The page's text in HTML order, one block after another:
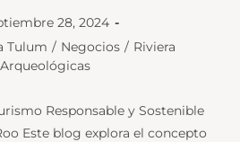
28, 2024
Tulum / Negocios / Riviera
Responsable y Sostenible
Este blog explora el concepto